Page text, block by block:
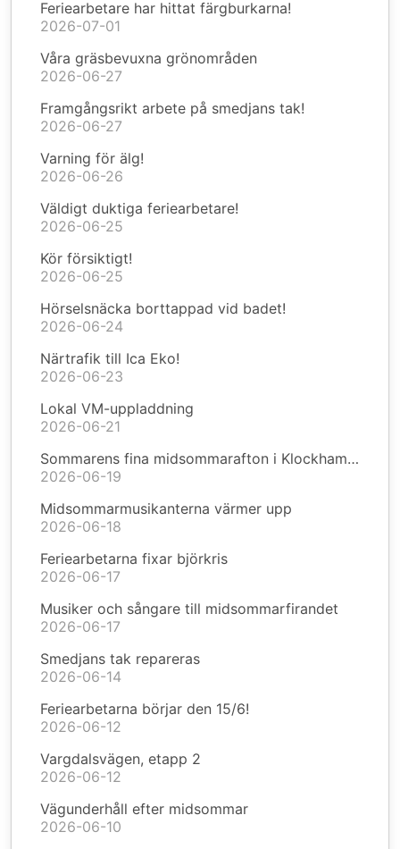
Feriearbetare har hittat färgburkarna!
2026-07-01
Våra gräsbevuxna grönområden
2026-06-27
Framgångsrikt arbete på smedjans tak!
2026-06-27
Varning för älg!
2026-06-26
Väldigt duktiga feriearbetare!
2026-06-25
Kör försiktigt!
2026-06-25
Hörselsnäcka borttappad vid badet!
2026-06-24
Närtrafik till Ica Eko!
2026-06-23
Lokal VM-uppladdning
2026-06-21
Sommarens fina midsommarafton i Klockhammar
2026-06-19
Midsommarmusikanterna värmer upp
2026-06-18
Feriearbetarna fixar björkris
2026-06-17
Musiker och sångare till midsommarfirandet
2026-06-17
Smedjans tak repareras
2026-06-14
Feriearbetarna börjar den 15/6!
2026-06-12
Vargdalsvägen, etapp 2
2026-06-12
Vägunderhåll efter midsommar
2026-06-10